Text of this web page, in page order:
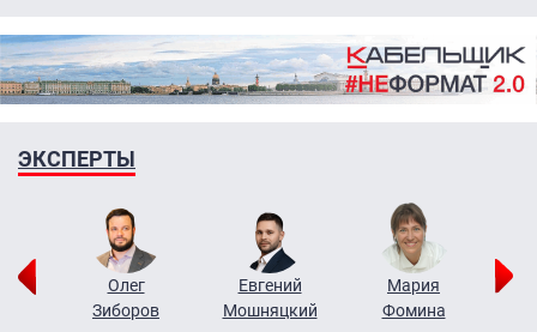
ЭКСПЕРТЫ
Олег
Зиборов
Евгений
Мошняцкий
Мария
Фомина